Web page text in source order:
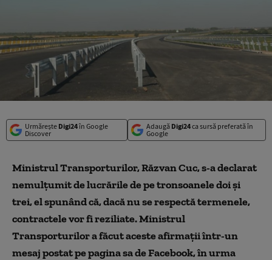
Urmărește Digi24în Google
Discover
Adaugă Digi24ca sursă preferată în
Google
Ministrul Transporturilor, Răzvan Cuc, s-a declarat
nemulţumit de lucrările de pe tronsoanele doi şi
trei, el spunând că, dacă nu se respectă termenele,
contractele vor fi reziliate. Ministrul
Transporturilor a făcut aceste afirmaţii într-un
mesaj postat pe pagina sa de Facebook, în urma